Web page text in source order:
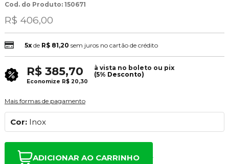
Cod. do Produto: 150671
R$ 406,00
5xde R$ 81,20 sem juros no cartão de crédito
R$ 385,70
à vista no boleto ou pix
(5% Desconto)
Economize R$ 20,30
Mais formas de pagamento
Cor: Inox
ADICIONAR AO CARRINHO